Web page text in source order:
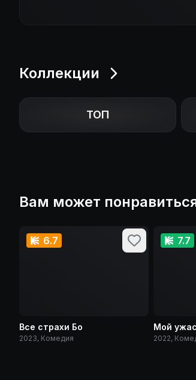
Коллекции
ТОП
Вам может
6.7
Все страхи Бо
2023, Комедия
7.7
Мой
2022,